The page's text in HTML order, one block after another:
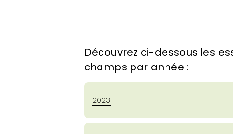
Découvrez ci-dessous les
champs par année :
2023